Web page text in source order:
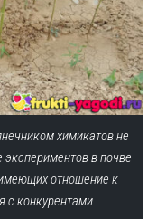
химикатов не
экспериментов в почве
отношение к
с конкурентами.